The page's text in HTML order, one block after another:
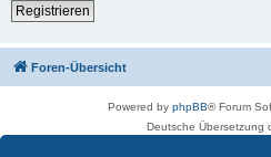
Registrieren
Foren-Übersicht
Powered by phpBB® Forum
Deutsche Übersetzung